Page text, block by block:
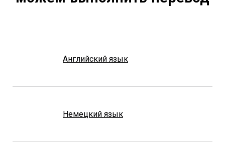
Английский язык
Немецкий язык